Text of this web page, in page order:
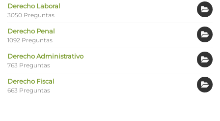
Derecho Laboral
3050 Preguntas
Derecho Penal
1092 Preguntas
Derecho Administrativo
763 Preguntas
Derecho Fiscal
663 Preguntas